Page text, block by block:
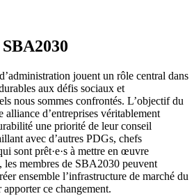
jouent un rôle central dans
aux défis sociaux et
nous sommes confrontés. L’objectif du
alliance d’entreprises véritablement
une priorité de leur conseil
avec d’autres PDGs, chefs
sont prêt·e·s à mettre en œuvre
, les membres de SBA2030 peuvent
ensemble l’infrastructure de marché du
apporter ce changement.